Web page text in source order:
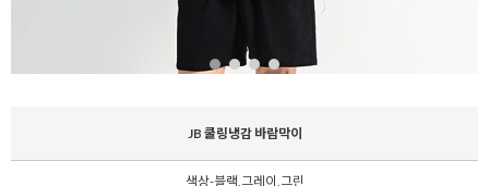
JB 쿨링냉감 바람막이
색상-블랙,그레이,그린